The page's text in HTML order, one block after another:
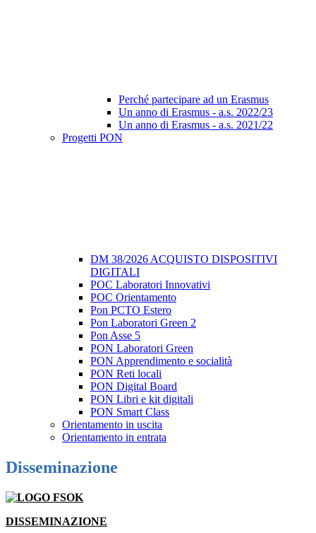
Perché partecipare ad un Erasmus
Un anno di Erasmus - a.s. 2022/23
Un anno di Erasmus - a.s. 2021/22
Progetti PON
DM 38/2026 ACQUISTO DISPOSITIVI
DIGITALI
POC Laboratori Innovativi
POC Orientamento
Pon PCTO Estero
Pon Laboratori Green 2
Pon Asse 5
PON Laboratori Green
PON Apprendimento e socialità
PON Reti locali
PON Digital Board
PON Libri e kit digitali
PON Smart Class
Orientamento in uscita
Orientamento in entrata
Disseminazione
DISSEMINAZIONE